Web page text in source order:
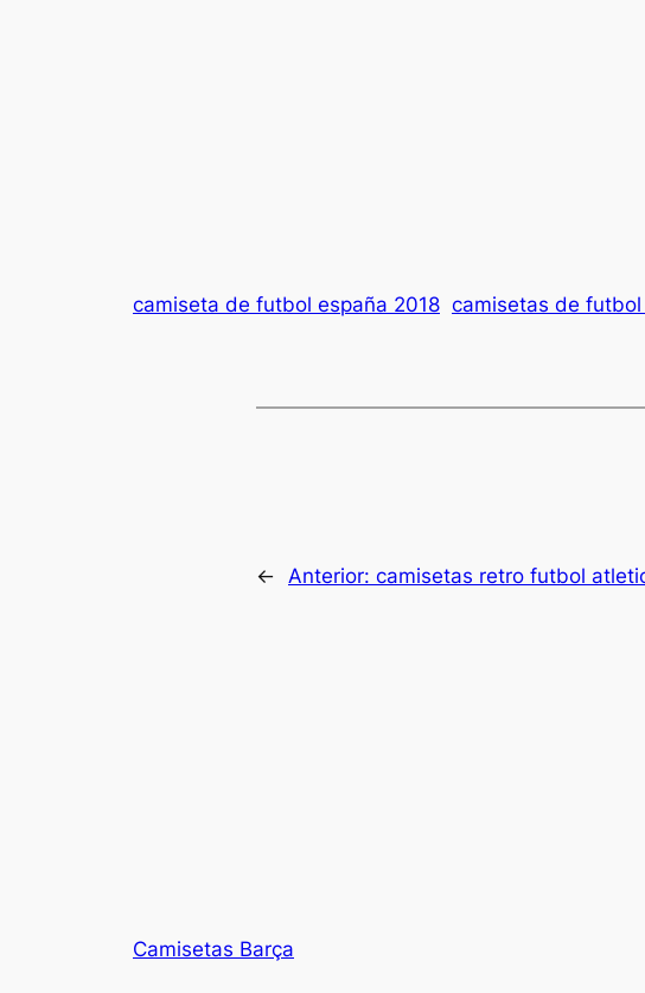
camiseta de futbol españa 2018 camisetas de
← Anterior: camisetas retro futbol
Camisetas Barça